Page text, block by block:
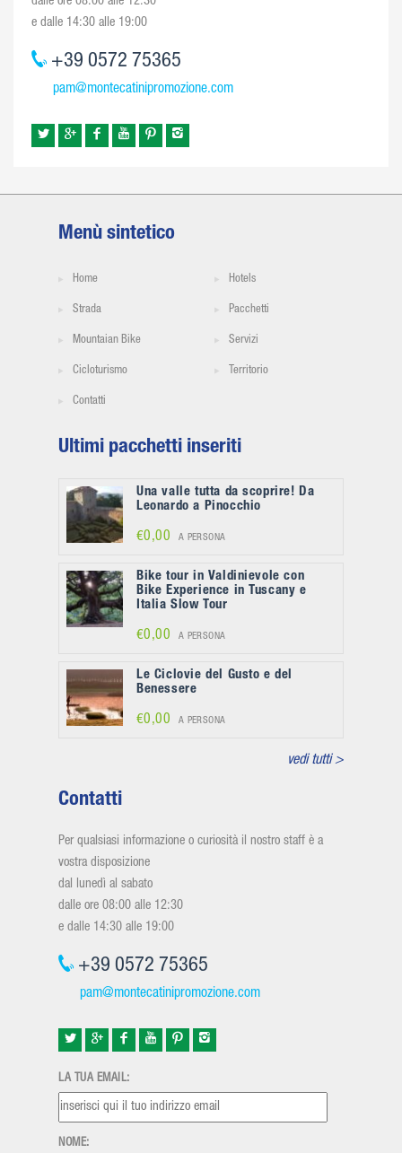
e dalle 14:30 alle 19:00
+39 0572 75365
pam@montecatinipromozione.com
Menù sintetico
Home Hotels
Strada Pacchetti
Mountaian Bike Servizi
Cicloturismo Territorio
Contatti
Ultimi pacchetti inseriti
Una valle tutta da scoprire! Da
Leonardo a Pinocchio
€0,00 A PERSONA
Bike tour in Valdinievole con
Bike Experience in Tuscany e
Italia Slow Tour
€0,00 A PERSONA
Le Ciclovie del Gusto e del
Benessere
€0,00 A PERSONA
vedi tutti >
Contatti
Per qualsiasi informazione o curiosità il nostro staff è a
vostra disposizione
dal lunedì al sabato
dalle ore 08:00 alle 12:30
e dalle 14:30 alle 19:00
+39 0572 75365
pam@montecatinipromozione.com
LA TUA EMAIL:
NOME: